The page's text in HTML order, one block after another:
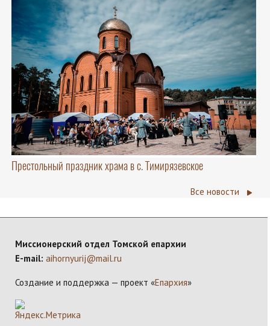
Престольный праздник храма в с. Тимирязевское
Все новости
Миссионерский отдел Томской епархии
E-mail: aihornyurij@mail.ru
Создание и поддержка — проект «Епархия»